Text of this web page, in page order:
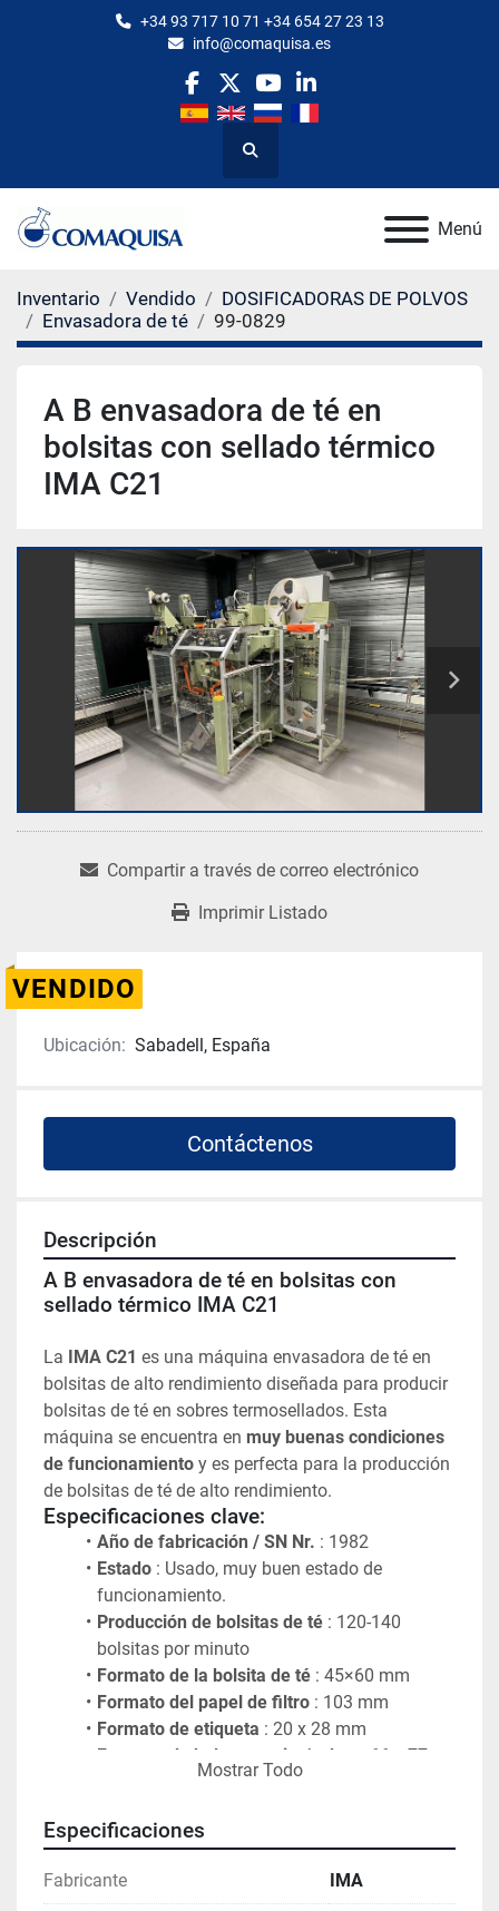
+34 93 717 10 71 +34 654 27 23 13
info@comaquisa.es
facebook
twitteryoutubelinkedin
Buscar
Menú
Inventario Vendido
DOSIFICADORAS DE POLVOS
Envasadora de té
99-0829
A B envasadora de té en
bolsitas con sellado térmico
IMA C21
Compartir a través de correo electrónico
Imprimir Listado
VENDIDO
Ubicación: Sabadell, España
Contáctenos
Descripción
A B envasadora de té en bolsitas con
sellado térmico IMA C21
La IMA C21 es una máquina envasadora de té en
bolsitas de alto rendimiento diseñada para producir
bolsitas de té en sobres termosellados. Esta
máquina se encuentra en muy buenas condiciones
de funcionamiento y es perfecta para la producción
de bolsitas de té de alto rendimiento.
Especificaciones clave:
Año de fabricación / SN Nr. : 1982
Estado : Usado, muy buen estado de
funcionamiento.
Producción de bolsitas de té : 120-140
bolsitas por minuto
Formato de la bolsita de té : 45×60 mm
Formato del papel de filtro : 103 mm
Formato de etiqueta : 20 x 28 mm
Formato de bolsa exterior/sobre
: ​​66 x 77
bolsita de té : por grapa
bordo
Mostrar Todo
Especificaciones
Fabricante IMA